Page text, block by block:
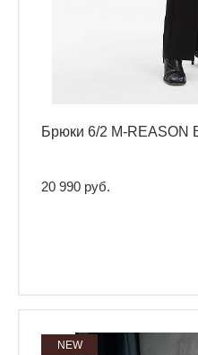
Брюки 6/2 M-REASON
20 990 руб.
NEW